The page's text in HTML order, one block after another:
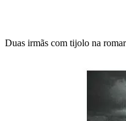
Duas irmãs com tijolo na